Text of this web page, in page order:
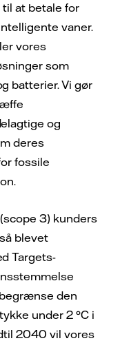
at betale for
vaner.
vores
som
batterier. Vi gør
og
deres
fossile
3) kunders
blevet
Targets-
den
under 2 °C i
2040 vil vores